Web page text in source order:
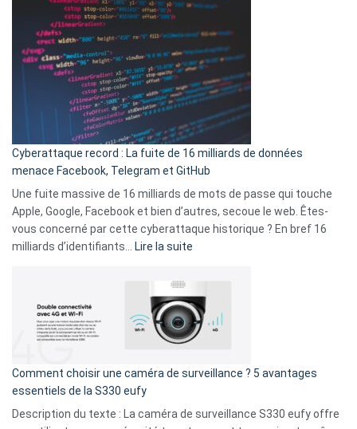
3
secondes
est
là
:
Le
Wrapped
Party
pour
comparer
vos
goûts
musicaux
avec
9
!
Cyberattaque record : La fuite de 16 milliards de données
menace Facebook, Telegram et GitHub
Une fuite massive de 16 milliards de mots de passe qui touche
Apple, Google, Facebook et bien d’autres, secoue le web. Êtes-
vous concerné par cette cyberattaque historique ? En bref 16
milliards d’identifiants…
Lire la suite
record
:
La
fuite
16
données
Comment choisir une caméra de surveillance ? 5 avantages
essentiels de la S330 eufy
Description du texte : La caméra de surveillance S330 eufy offre